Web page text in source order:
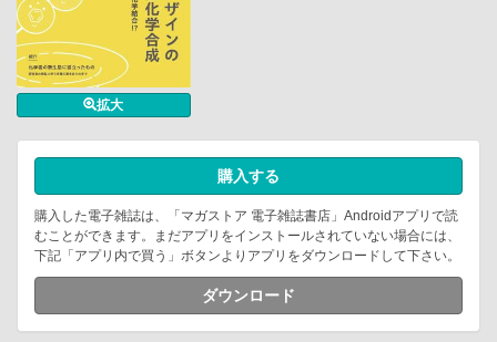
拡大
購入する
購入した電子雑誌は、「マガストア 電子雑誌書店」Androidアプリで読
むことができます。まだアプリをインストールされていない場合には、
下記「アプリ内で買う」ボタンよりアプリをダウンロードして下さい。
ダウンロード